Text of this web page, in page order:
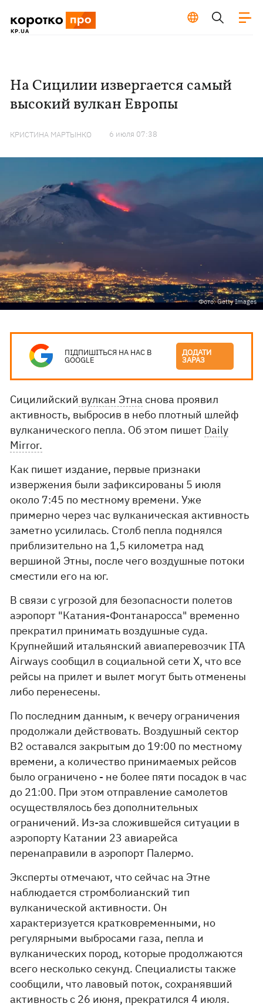
На Сицилии извергается самый
высокий вулкан Европы
КРИСТИНА МАРТЫНКО 6 июля 07:38
Фото: Getty Images
ПІДПИШІТЬСЯ НА НАС В
GOOGLE
ДОДАТИ
ЗАРАЗ
Сицилийский вулкан Этна снова проявил
активность, выбросив в небо плотный шлейф
вулканического пепла. Об этом пишет Daily
Mirror.
Как пишет издание, первые признаки
извержения были зафиксированы 5 июля
около 7:45 по местному времени. Уже
примерно через час вулканическая активность
заметно усилилась. Столб пепла поднялся
приблизительно на 1,5 километра над
вершиной Этны, после чего воздушные потоки
сместили его на юг.
В связи с угрозой для безопасности полетов
аэропорт "Катания-Фонтанаросса" временно
прекратил принимать воздушные суда.
Крупнейший итальянский авиаперевозчик ITA
Airways сообщил в социальной сети X, что все
рейсы на прилет и вылет могут быть отменены
либо перенесены.
По последним данным, к вечеру ограничения
продолжали действовать. Воздушный сектор
B2 оставался закрытым до 19:00 по местному
времени, а количество принимаемых рейсов
было ограничено - не более пяти посадок в час
до 21:00. При этом отправление самолетов
осуществлялось без дополнительных
ограничений. Из-за сложившейся ситуации в
аэропорту Катании 23 авиарейса
перенаправили в аэропорт Палермо.
Эксперты отмечают, что сейчас на Этне
наблюдается стромболианский тип
вулканической активности. Он
характеризуется кратковременными, но
регулярными выбросами газа, пепла и
вулканических пород, которые продолжаются
всего несколько секунд. Специалисты также
сообщили, что лавовый поток, сохранявший
активность с 26 июня, прекратился 4 июля.